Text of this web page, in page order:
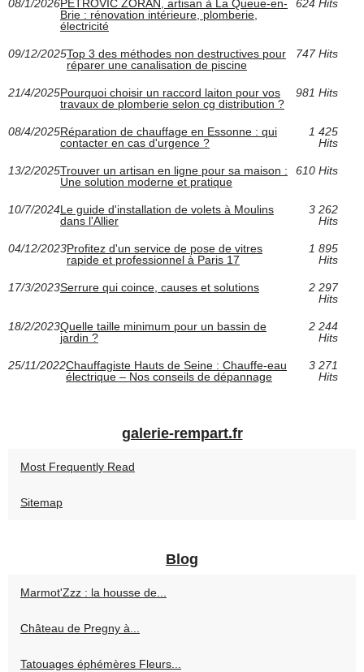
08/1/2026PETROVIC ZORAN, artisan à La Queue-en-
Brie : rénovation intérieure, plomberie,
électricité
624 Hits
09/12/2025Top 3 des méthodes non destructives pour
réparer une canalisation de piscine
747 Hits
21/4/2025Pourquoi choisir un raccord laiton pour vos
travaux de plomberie selon cg distribution ?
981 Hits
08/4/2025Réparation de chauffage en Essonne : qui
contacter en cas d'urgence ?
1 425
Hits
13/2/2025Trouver un artisan en ligne pour sa maison :
Une solution moderne et pratique
610 Hits
10/7/2024Le guide d'installation de volets à Moulins
dans l'Allier
3 262
Hits
04/12/2023Profitez d'un service de pose de vitres
rapide et professionnel à Paris 17
1 895
Hits
17/3/2023Serrure qui coince, causes et solutions
2 297
Hits
18/2/2023Quelle taille minimum pour un bassin de
jardin ?
2 244
Hits
25/11/2022Chauffagiste Hauts de Seine : Chauffe-eau
électrique – Nos conseils de dépannage
3 271
Hits
galerie-rempart.fr
Most Frequently Read
Sitemap
Blog
Marmot'Zzz : la housse de...
Château de Pregny à...
Tatouages éphémères Fleurs...